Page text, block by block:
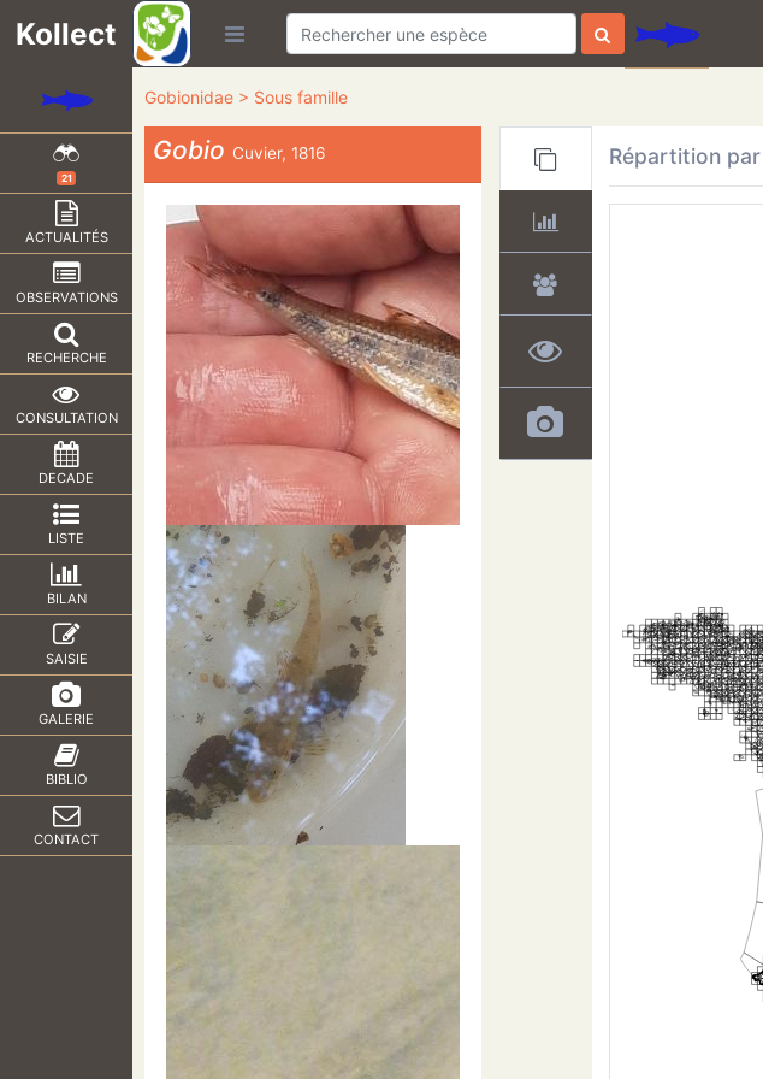
Kollect
21
ACTUALITÉS
OBSERVATIONS
RECHERCHE
CONSULTATION
DECADE
LISTE
BILAN
SAISIE
GALERIE
BIBLIO
CONTACT
Gobionidae > Sous famille
Gobio Cuvier, 1816 Répartition